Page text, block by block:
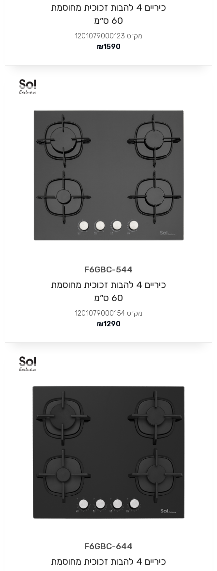
כיריים 4 להבות זכוכית מחוסמת
60 ס״מ
מק״ט 1201079000123
1590
₪
F6GBC-544
כיריים 4 להבות זכוכית מחוסמת
60 ס״מ
מק״ט 1201079000154
1290
₪
F6GBC-644
כיריים 4 להבות זכוכית מחוסמת